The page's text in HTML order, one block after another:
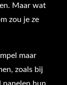
Maar wat
zou je ze
maar
zoals bij